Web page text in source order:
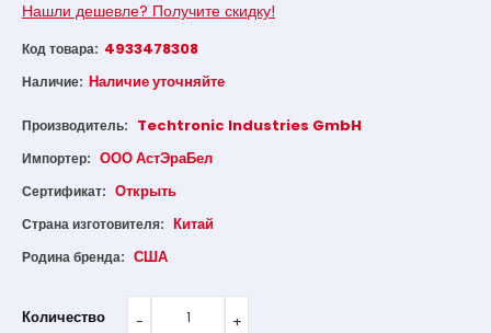
Нашли дешевле? Получите скидку!
Код товара: 4933478308
Наличие: Наличие уточняйте
Производитель: Techtronic Industries GmbH
Импортер: ООО АстЭраБел
Сертификат: Открыть
Страна изготовителя: Китай
Родина бренда: США
Количество